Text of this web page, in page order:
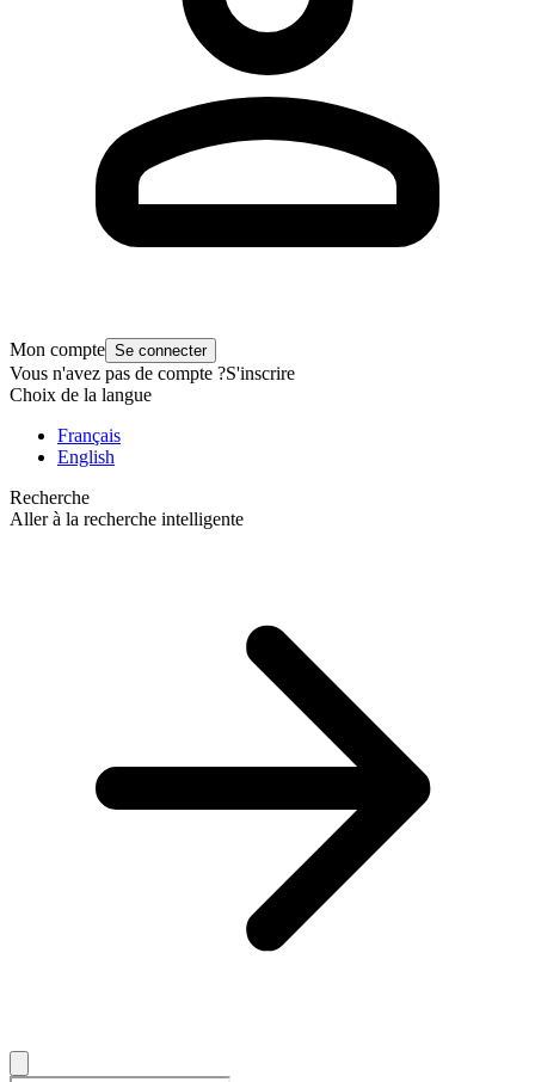
Mon compte Se connecter
Vous n'avez pas de compte ?S'inscrire
Choix de la langue
Français
English
Recherche
Aller à la recherche intelligente